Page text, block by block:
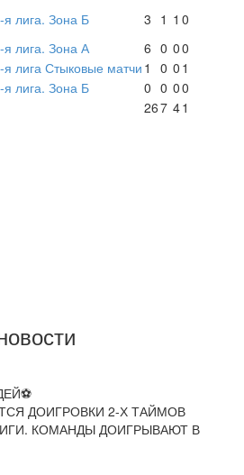
я лига. Зона Б 3 1 1 0
я лига. Зона А 6 0 00
я лига Стыковые матчи 1 0 0 1
я лига. Зона Б 0 0 00
267 41
ДОИГРОВКИ 2-Х ТАЙМОВ
КОМАНДЫ ДОИГРЫВАЮТ В